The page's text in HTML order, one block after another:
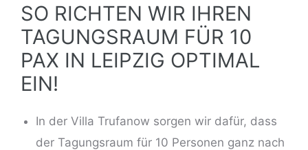
SO RICHTEN WIR IHREN
TAGUNGSRAUM FÜR 10
PAX IN LEIPZIG OPTIMAL
EIN!
In der Villa Trufanow sorgen wir dafür, dass
der Tagungsraum für 10 Personen ganz nach